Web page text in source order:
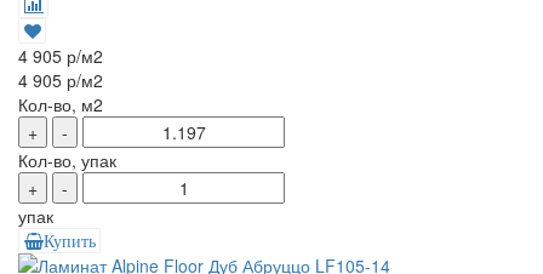
4 905 р/м2
4 905 р/м2
Кол-во, м2
+
-
Кол-во, упак
+
-
упак
Купить